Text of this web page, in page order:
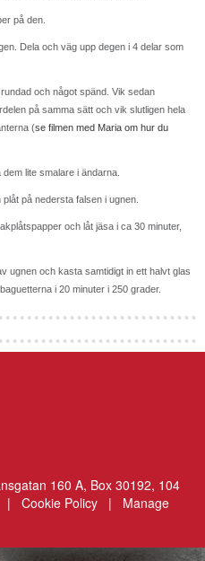
på den.
Dela och väg upp degen i 4 delar som
och något spänd. Vik sedan
på samma sätt och vik slutligen hela
(se filmen med Maria om hur du
lite smalare i ändarna.
på nedersta falsen i ugnen.
och låt jäsa i ca 30 minuter,
ugnen och kasta samtidigt in ett halvt glas
i 20 minuter i 250 grader.
160 A, Box 30192, 104
| Cookie Policy | Manage